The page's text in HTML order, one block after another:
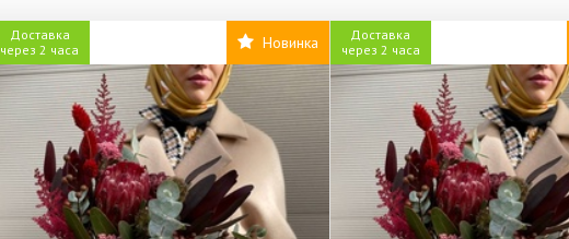
Доставка
через 2 часа
Новинка
Доставка
через 2 часа